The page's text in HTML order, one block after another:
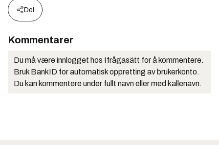
Del
Kommentarer
Du må være innlogget hos Ifrågasätt for å kommentere.
Bruk BankID for automatisk oppretting av brukerkonto.
Du kan kommentere under fullt navn eller med kallenavn.